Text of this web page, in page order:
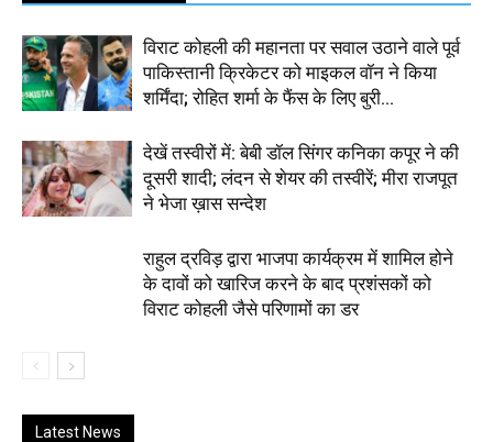
विराट कोहली की महानता पर सवाल उठाने वाले पूर्व
पाकिस्तानी क्रिकेटर को माइकल वॉन ने किया
शर्मिंदा; रोहित शर्मा के फैंस के लिए बुरी...
देखें तस्वीरों में: बेबी डॉल सिंगर कनिका कपूर ने की
दूसरी शादी; लंदन से शेयर की तस्वीरें; मीरा राजपूत
ने भेजा ख़ास सन्देश
राहुल द्रविड़ द्वारा भाजपा कार्यक्रम में शामिल होने
के दावों को खारिज करने के बाद प्रशंसकों को
विराट कोहली जैसे परिणामों का डर
Latest News